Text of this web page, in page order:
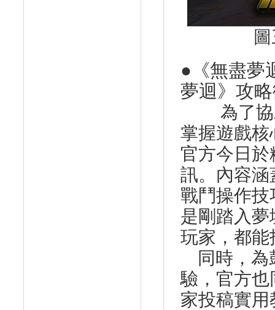
●《無盡夢
夢迴》攻
為了協
掌握遊戲
官方今日
訊。內容
戰鬥操作
是剛踏入
玩家，都
同時，為
驗，官方
家投稿實